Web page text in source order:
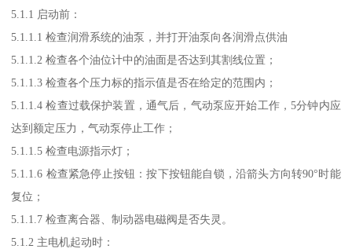
5.1.1 启动前：
5.1.1.1 检查润滑系统的油泵，并打开油泵向各润滑点供油
5.1.1.2 检查各个油位计中的油面是否达到其割线位置；
5.1.1.3 检查各个压力标的指示值是否在给定的范围内；
5.1.1.4 检查过载保护装置，通气后，气动泵应开始工作，5分钟内应
达到额定压力，气动泵停止工作；
5.1.1.5 检查电源指示灯；
5.1.1.6 检查紧急停止按钮：按下按钮能自锁，沿箭头方向转90°时能
复位；
5.1.1.7 检查离合器、制动器电磁阀是否失灵。
5.1.2 主电机起动时：